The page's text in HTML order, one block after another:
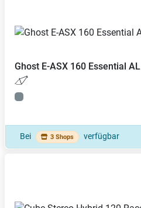
Ghost E-ASX 160 Essential AL
Bei 3 Shops verfügbar